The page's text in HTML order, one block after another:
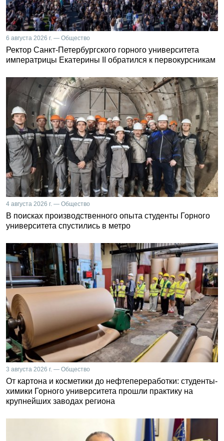
6 августа 2026 г. — Общество
Ректор Санкт-Петербургского горного университета
императрицы Екатерины II обратился к первокурсникам
4 августа 2026 г. — Общество
В поисках производственного опыта студенты Горного
университета спустились в метро
3 августа 2026 г. — Общество
От картона и косметики до нефтепереработки: студенты-
химики Горного университета прошли практику на
крупнейших заводах региона